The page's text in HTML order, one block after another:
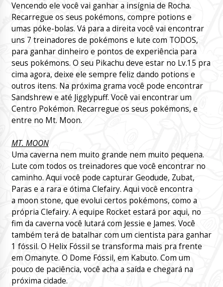
Vencendo ele você vai ganhar a insígnia de Rocha.
Recarregue os seus pokémons, compre potions e
umas póke-bolas. Vá para a direita você vai encontrar
uns 7 treinadores de pokémons e lute com TODOS,
para ganhar dinheiro e pontos de experiência para
seus pokémons. O seu Pikachu deve estar no Lv.15 pra
cima agora, deixe ele sempre feliz dando potions e
outros itens. Na próxima grama você pode encontrar
Sandshrew e até Jigglypuff. Você vai encontrar um
Centro Pokémon. Recarregue os seus pokémons, e
entre no Mt. Moon.
MT. MOON
Uma caverna nem muito grande nem muito pequena.
Lute com todos os treinadores que você encontrar no
caminho. Aqui você pode capturar Geodude, Zubat,
Paras e a rara e ótima Clefairy. Aqui você encontra
a moon stone, que evolui certos pokémons, como a
própria Clefairy. A equipe Rocket estará por aqui, no
fim da caverna você lutará com Jessie e James. Você
também terá de batalhar com um cientista para ganhar
1 fóssil. O Helix Fóssil se transforma mais pra frente
em Omanyte. O Dome Fóssil, em Kabuto. Com um
pouco de paciência, você acha a saída e chegará na
próxima cidade.